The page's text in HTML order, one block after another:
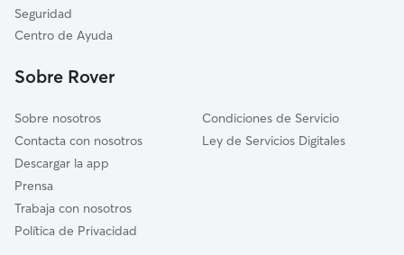
Villagonzalo
Torremayor
Seguridad
Centro de Ayuda
Sobre Rover
Sobre nosotros
Contacta con nosotros
Descargar la app
Prensa
Trabaja con nosotros
Política de Privacidad
Condiciones de Servicio
Ley de Servicios Digitales